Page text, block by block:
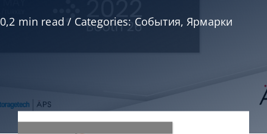
Publications
0,2 min read / Categories: События,Ярмарки